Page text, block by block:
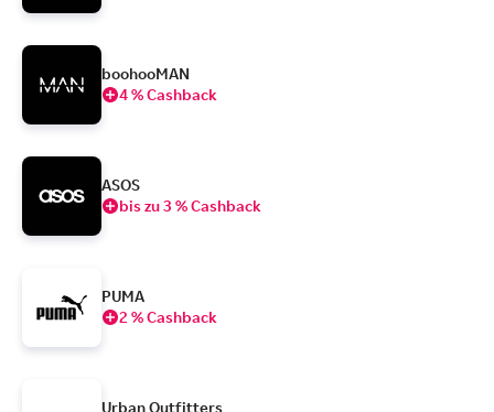
boohooMAN
4 % Cashback
ASOS
bis zu 3 % Cashback
PUMA
2 % Cashback
Urban Outfitters